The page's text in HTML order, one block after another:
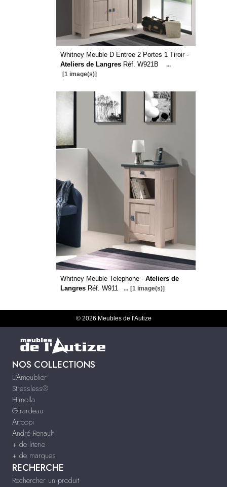
Whitney Meuble D Entree 2 Portes 1 Tiroir -
Ateliers de LangresRéf. W921B
...
[1 image(s)]
Whitney Meuble Telephone - Ateliers de
LangresRéf. W911 ... [1 image(s)]
© 2026 Meubles de l'Autize
NOS COLLECTIONS
L'Ameublier
Stressless®
Himolla
Girardeau
Artcopi
André Renault
+ de literie
+ de marques
RECHERCHE
Rechercher un produit